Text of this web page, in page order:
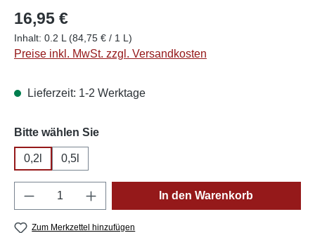
16,95 €
Inhalt: 0.2 L (84,75 € / 1 L)
Preise inkl. MwSt. zzgl. Versandkosten
Lieferzeit: 1-2 Werktage
Bitte wählen Sieauswählen
0,2l 0,5l
Produkt Anzahl: Gib den gewünschten
In den Warenkorb
Zum Merkzettel hinzufügen